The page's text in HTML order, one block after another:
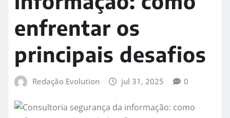
enfrentar os
principais desafios
Redação Evolution jul 31, 2025 0